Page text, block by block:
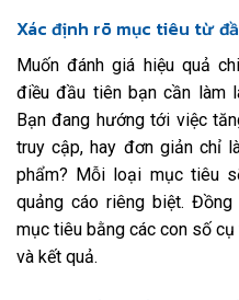
Xác định rõ mục tiêu từ
Muốn đánh giá hiệu quả
điều đầu tiên bạn cần làm
Bạn đang hướng tới việc
truy cập, hay đơn giản chỉ
phẩm? Mỗi loại mục tiêu
quảng cáo riêng biệt.
mục tiêu bằng các con số
và kết quả.